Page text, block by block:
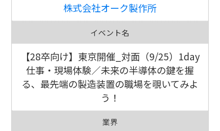
株式会社オーク製作所
イベント名
【28卒向け】東京開催_対面（9/25）1day
仕事・現場体験／未来の半導体の鍵を握
る、最先端の製造装置の職場を覗いてみよ
う！
業界